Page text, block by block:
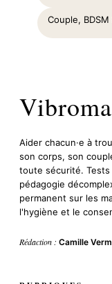
Couple, BDSM
Aider chacun·e à
son corps, son
toute sécurité.
pédagogie
permanent sur les
l'hygiène et le
Rédaction : Camille